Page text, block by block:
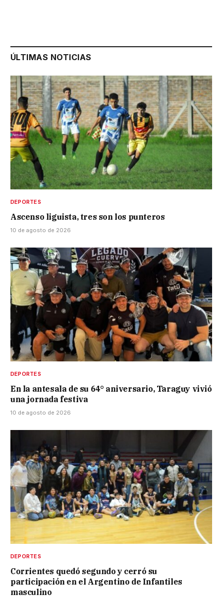
ÚLTIMAS NOTICIAS
DEPORTES
Ascenso liguista, tres son los punteros
10 de agosto de 2026
DEPORTES
En la antesala de su 64° aniversario, Taraguy vivió
una jornada festiva
10 de agosto de 2026
DEPORTES
Corrientes quedó segundo y cerró su
participación en el Argentino de Infantiles
masculino